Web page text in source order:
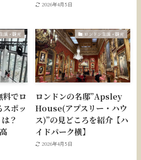
2026年4月5日
活・観光
料でロ
ポッ
？
ロンドン生活・観光
ロンドンの名邸”Apsley
House(アプスリー・ハウ
ス)”の見どころを紹介【ハ
イドパーク横】
2026年4月5日